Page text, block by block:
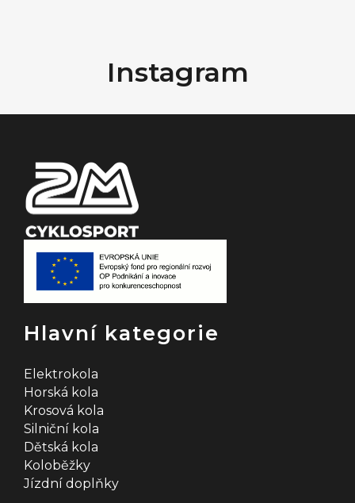
t
Instagram
Hlavní kategorie
Elektrokola
Horská kola
Krosová kola
Silniční kola
Dětská kola
Koloběžky
Jízdní doplňky